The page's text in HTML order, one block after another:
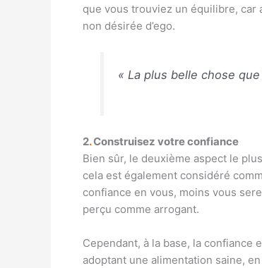
que vous trouviez un équilibre,
non désirée d’ego.
« La plus belle chose
2.Construisez votre confiance
Bien sûr, le deuxième aspect le
cela est également considéré
confiance en vous, moins vous
perçu comme arrogant.
Cependant, à la base, la confiance
adoptant une alimentation saine,